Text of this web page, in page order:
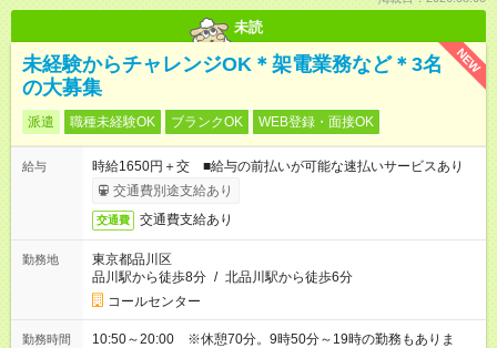
未読
NEW
未経験からチャレンジOK＊架電業務など＊3名
の大募集
派遣 職種未経験OK ブランクOK WEB登録・面接OK
給与
時給1650円＋交 ■給与の前払いが可能な速払いサービスあり
交通費別途支給あり
交通費 交通費支給あり
勤務地
東京都品川区
品川駅から徒歩8分 / 北品川駅から徒歩6分
コールセンター
勤務時間 10:50～20:00 ※休憩70分。9時50分～19時の勤務もありま